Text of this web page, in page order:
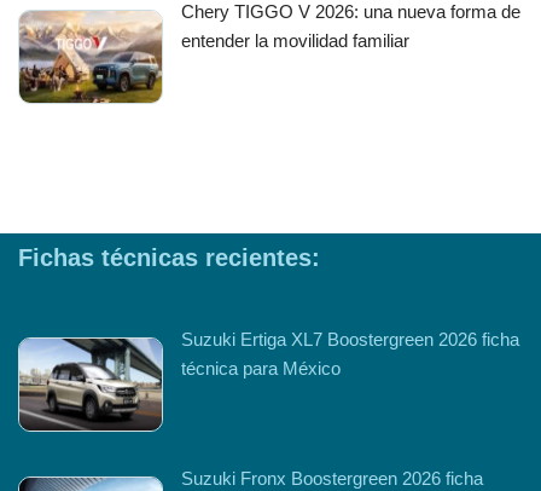
Chery TIGGO V 2026: una nueva forma de
entender la movilidad familiar
Fichas técnicas recientes:
Suzuki Ertiga XL7 Boostergreen 2026 ficha
técnica para México
Suzuki Fronx Boostergreen 2026 ficha